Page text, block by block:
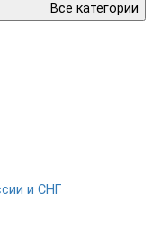
Все категории
и СНГ